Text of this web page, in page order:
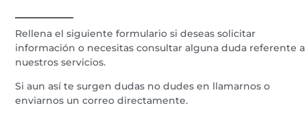
Rellena el siguiente formulario si deseas solicitar
información o necesitas consultar alguna duda referente a
nuestros servicios.
Si aun así te surgen dudas no dudes en llamarnos o
enviarnos un correo directamente.